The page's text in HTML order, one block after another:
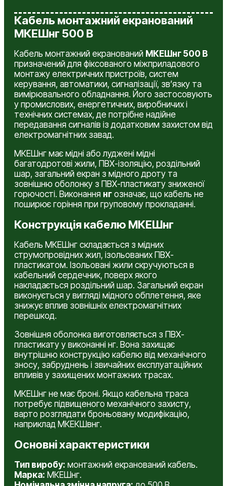
Кабель монтажний екранований
МКЕШнг 500 В
Кабель монтажний екранований МКЕШнг 500 В
призначений для фіксованого міжприладового
монтажу електричних пристроїв, систем
керування, автоматики, сигналізації, зв’язку та
вимірювального обладнання. Його застосовують
у промислових, енергетичних, виробничих і
технічних системах, де потрібне надійне
передавання сигналів із додатковим захистом від
електромагнітних завад.
МКЕШнг має мідні або луджені мідні
багатодротові жили, ПВХ-ізоляцію, роздільний
шар, загальний екран з мідного дроту та
зовнішню оболонку з ПВХ-пластикату зниженої
горючості. Виконання нг означає, що кабель не
поширює горіння при груповому прокладанні.
Конструкція кабелю МКЕШнг
Кабель МКЕШнг складається з мідних
струмопровідних жил, ізольованих ПВХ-
пластикатом. Ізольовані жили скручуються в
кабельний сердечник, поверх якого
накладається роздільний шар. Загальний екран
виконується у вигляді мідного обплетення, яке
знижує вплив зовнішніх електромагнітних
перешкод.
Зовнішня оболонка виготовляється з ПВХ-
пластикату у виконанні нг. Вона захищає
внутрішню конструкцію кабелю від механічного
зносу, забруднень і звичайних експлуатаційних
впливів у захищених монтажних трасах.
МКЕШнг не має броні. Якщо кабельна траса
потребує підвищеного механічного захисту,
варто розглядати броньовану модифікацію,
наприклад МКЕКШвнг.
Основні характеристики
Тип виробу: монтажний екранований кабель.
Марка: МКЕШнг.